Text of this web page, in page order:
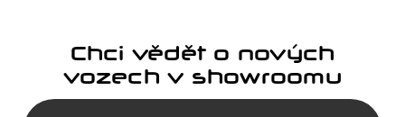
Chci vědět o nových
vozech v showroomu